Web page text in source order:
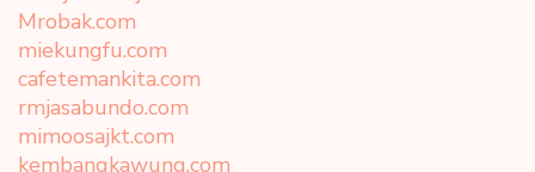
Mrobak.com
miekungfu.com
cafetemankita.com
rmjasabundo.com
mimoosajkt.com
kembangkawung.com